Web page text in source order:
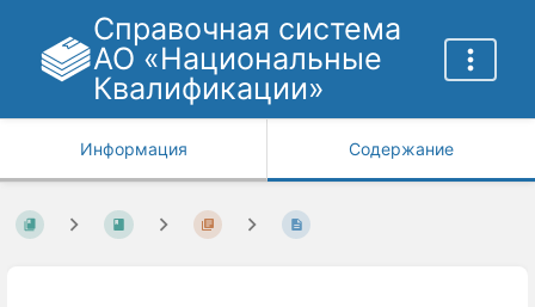
Справочная система
АО «Национальные
Квалификации»
Информация Содержание